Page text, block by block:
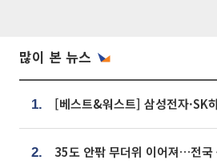
많이 본 뉴스
1.
2.